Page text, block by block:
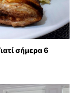
σήμερα 6